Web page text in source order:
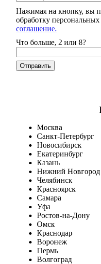
Нажимая на кнопку, вы
обработку
соглашение.
Что больше, 2 или 8?
Москва
Санкт-Петербург
Новосибирск
Екатеринбург
Казань
Нижний Новгород
Челябинск
Красноярск
Самара
Уфа
Ростов-на-Дону
Омск
Краснодар
Воронеж
Пермь
Волгоград